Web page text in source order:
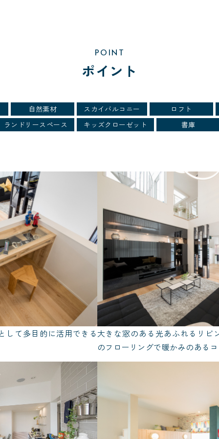
POINT
ポイント
自然素材 スカイバルコニー
ロフト
ランドリースペース
キッズクローゼット 書庫
して多目的に活用できる大きな窓のある光あふれるリビ
のフローリングで暖かみのある